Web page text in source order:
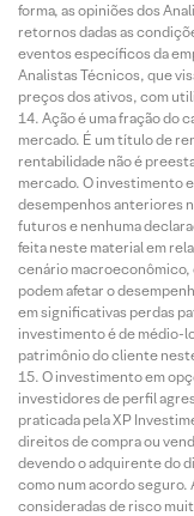
forma, as opiniões dos
retornos dadas as
eventos específicos da
Analistas Técnicos, que
preços dos ativos, com
Ação é uma fração do
mercado. É um título de
rentabilidade não é
mercado. O investimento
desempenhos anteriores
futuros e nenhuma
feita neste material em
cenário macroeconômico,
podem afetar o
em significativas perdas
investimento é de médio-
patrimônio do cliente
O investimento em
investidores de perfil
praticada pela XP
direitos de compra ou
devendo o adquirente do
como num acordo seguro.
consideradas de risco